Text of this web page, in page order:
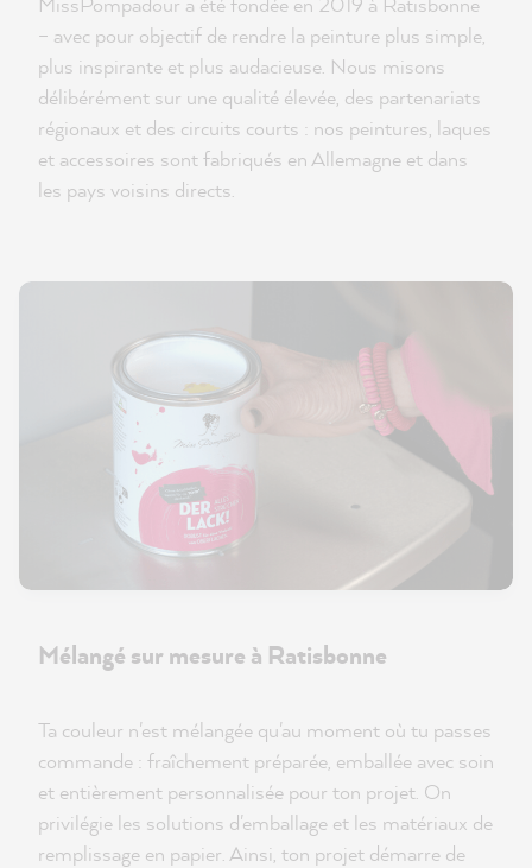
– avec pour objectif de rendre la peinture plus simple,
plus inspirante et plus audacieuse. Nous misons
délibérément sur une qualité élevée, des partenariats
régionaux et des circuits courts : nos peintures, laques
et accessoires sont fabriqués en Allemagne et dans
les pays voisins directs.
Mélangé sur mesure à Ratisbonne
Ta couleur n'est mélangée qu'au moment où tu passes
commande : fraîchement préparée, emballée avec soin
et entièrement personnalisée pour ton projet. On
privilégie les solutions d'emballage et les matériaux de
remplissage en papier. Ainsi, ton projet démarre de